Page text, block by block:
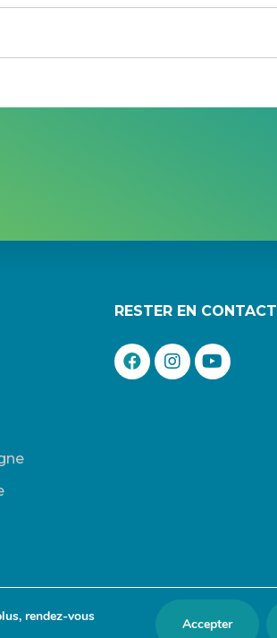
RESTER EN CONTACT
par Wordpress. | Design :redfox.fr
rendez-vous
Accepter